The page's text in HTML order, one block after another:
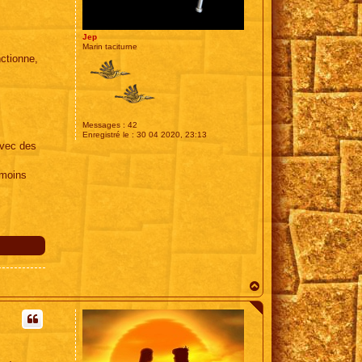
Jep
Marin taciturne
Messages : 42
Enregistré le : 30 04 2020, 23:13
des
a
u